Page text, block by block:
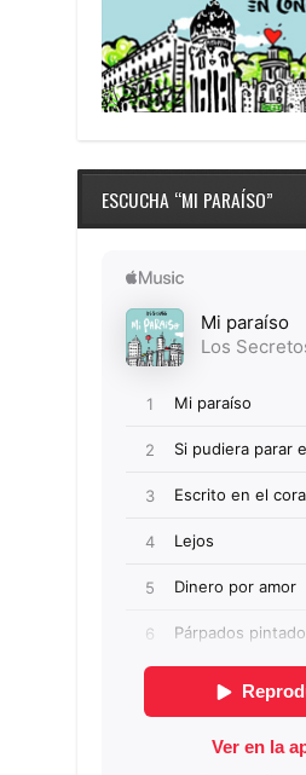
ESCUCHA “MI PARAÍSO”